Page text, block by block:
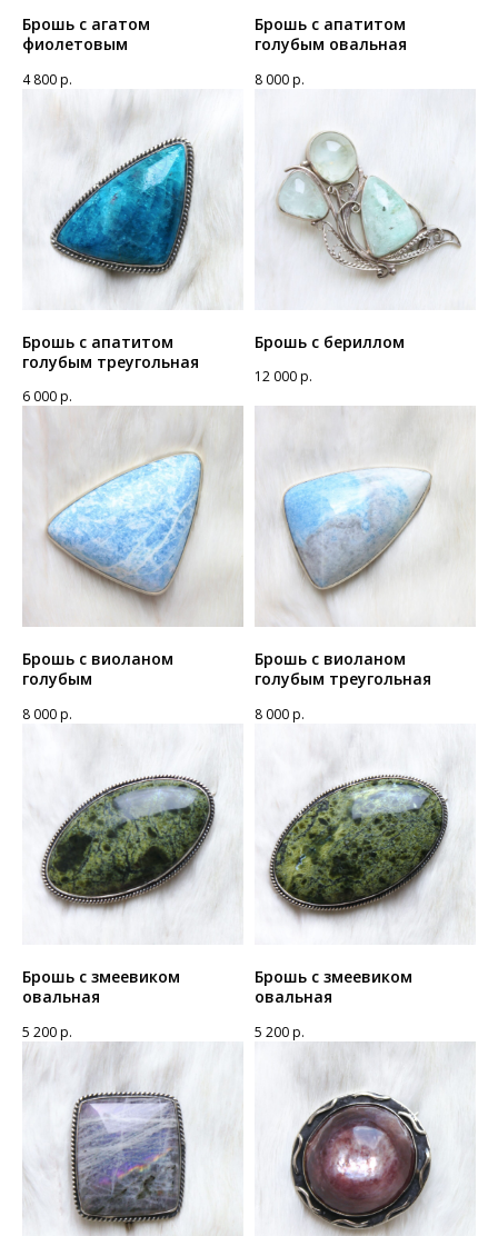
Брошь с агатом
фиолетовым
4 800р.
Брошь с апатитом
голубым овальная
8 000р.
Брошь с апатитом
голубым треугольная
6 000р.
Брошь с бериллом
12 000р.
Брошь с виоланом
голубым
8 000р.
Брошь с виоланом
голубым треугольная
8 000р.
Брошь с змеевиком
овальная
5 200р.
Брошь с змеевиком
овальная
5 200р.